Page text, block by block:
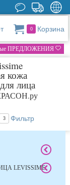
0 Корзина
ПРЕДЛОЖЕНИЯ
кожа
лица
3 Фильтр
LEVISSIME